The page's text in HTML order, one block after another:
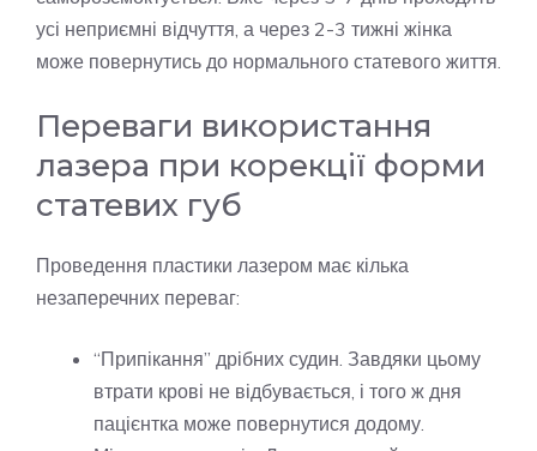
усі неприємні відчуття, а через 2-3 тижні жінка
може повернутись до нормального статевого життя.
Переваги використання
лазера при корекції форми
статевих губ
Проведення пластики лазером має кілька
незаперечних переваг:
“Припікання” дрібних судин. Завдяки цьому
втрати крові не відбувається, і того ж дня
пацієнтка може повернутися додому.